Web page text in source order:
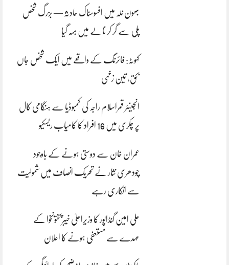
بھون نلہ میں افسوسناک حادثہ — بزرگ شخص
پلی سے گر کر نالے میں بہہ گیا
کہوٹہ: فائرنگ کے واقعے میں ایک شخص جاں
بحق، تین زخمی
انجینئر قمراسلام راجہ کی کمبوڈیا سے ہنگامی کال
پر چکری میں 16 افراد کا کامیاب ریسکیو
عمران خان سے دوستی ہونے کے باوجود
چودھری نثار نے تحریک انصاف میں شمولیت
سے انکاری رہے
علی امین گنڈاپور کا وزیراعلیٰ خیبرپختونخوا کے
عہدے سے مستعفی ہونے کا اعلان